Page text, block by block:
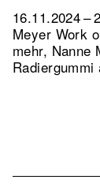
16.11.2024 –
Meyer Work
mehr, Nanne